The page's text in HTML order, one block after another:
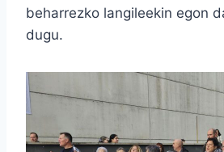
beharrezko langileekin egon
dugu.